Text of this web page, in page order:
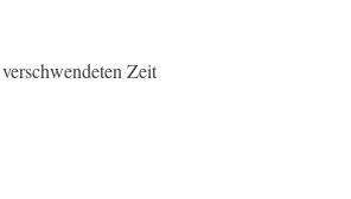
Zeit